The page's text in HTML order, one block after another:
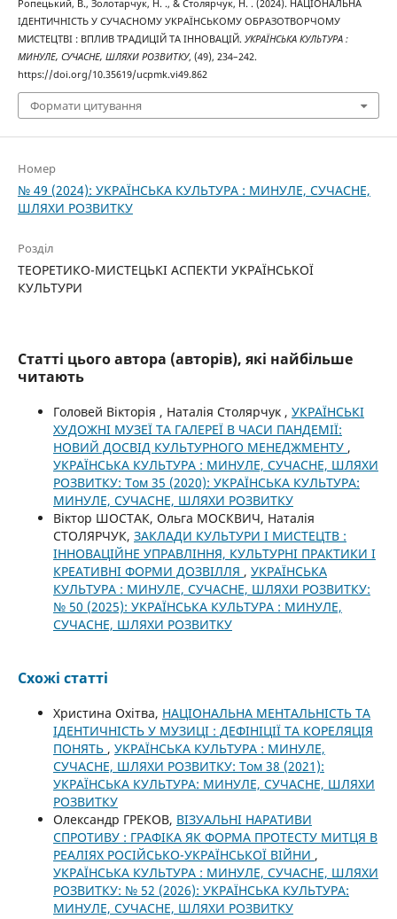
Ропецький, В., Золотарчук, Н. ., & Столярчук, Н. . (2024). НАЦІОНАЛЬНА
ІДЕНТИЧНІСТЬ У СУЧАСНОМУ УКРАЇНСЬКОМУ ОБРАЗОТВОРЧОМУ
МИСТЕЦТВІ : ВПЛИВ ТРАДИЦІЙ ТА ІННОВАЦІЙ. УКРАЇНСЬКА КУЛЬТУРА :
МИНУЛЕ, СУЧАСНЕ, ШЛЯХИ РОЗВИТКУ, (49), 234–242.
https://doi.org/10.35619/ucpmk.vi49.862
Формати цитування
Номер
№ 49 (2024): УКРАЇНСЬКА КУЛЬТУРА : МИНУЛЕ, СУЧАСНЕ,
ШЛЯХИ РОЗВИТКУ
Розділ
ТЕОРЕТИКО-МИСТЕЦЬКІ АСПЕКТИ УКРАЇНСЬКОЇ
КУЛЬТУРИ
Статті цього автора (авторів), які найбільше
читають
Головей Вікторія , Наталія Столярчук , УКРАЇНСЬКІ
ХУДОЖНІ МУЗЕЇ ТА ГАЛЕРЕЇ В ЧАСИ ПАНДЕМІЇ:
НОВИЙ ДОСВІД КУЛЬТУРНОГО МЕНЕДЖМЕНТУ ,
УКРАЇНСЬКА КУЛЬТУРА : МИНУЛЕ, СУЧАСНЕ, ШЛЯХИ
РОЗВИТКУ: Том 35 (2020): УКРАЇНСЬКА КУЛЬТУРА:
МИНУЛЕ, СУЧАСНЕ, ШЛЯХИ РОЗВИТКУ
Віктор ШОСТАК, Ольга МОСКВИЧ, Наталія
СТОЛЯРЧУК, ЗАКЛАДИ КУЛЬТУРИ І МИСТЕЦТВ :
ІННОВАЦІЙНЕ УПРАВЛІННЯ, КУЛЬТУРНІ ПРАКТИКИ І
КРЕАТИВНІ ФОРМИ ДОЗВІЛЛЯ , УКРАЇНСЬКА
КУЛЬТУРА : МИНУЛЕ, СУЧАСНЕ, ШЛЯХИ РОЗВИТКУ:
№ 50 (2025): УКРАЇНСЬКА КУЛЬТУРА : МИНУЛЕ,
СУЧАСНЕ, ШЛЯХИ РОЗВИТКУ
Схожі статті
Христина Охітва, НАЦІОНАЛЬНА МЕНТАЛЬНІСТЬ ТА
ІДЕНТИЧНІСТЬ У МУЗИЦІ : ДЕФІНІЦІЇ ТА КОРЕЛЯЦІЯ
ПОНЯТЬ , УКРАЇНСЬКА КУЛЬТУРА : МИНУЛЕ,
СУЧАСНЕ, ШЛЯХИ РОЗВИТКУ: Том 38 (2021):
УКРАЇНСЬКА КУЛЬТУРА: МИНУЛЕ, СУЧАСНЕ, ШЛЯХИ
РОЗВИТКУ
Олександр ГРЕКОВ, ВІЗУАЛЬНІ НАРАТИВИ
СПРОТИВУ : ГРАФІКА ЯК ФОРМА ПРОТЕСТУ МИТЦЯ В
РЕАЛІЯХ РОСІЙСЬКО-УКРАЇНСЬКОЇ ВІЙНИ ,
УКРАЇНСЬКА КУЛЬТУРА : МИНУЛЕ, СУЧАСНЕ, ШЛЯХИ
РОЗВИТКУ: № 52 (2026): УКРАЇНСЬКА КУЛЬТУРА:
МИНУЛЕ, СУЧАСНЕ, ШЛЯХИ РОЗВИТКУ